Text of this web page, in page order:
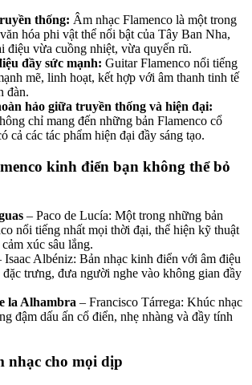
thống: Âm nhạc Flamenco là một trong
hóa phi vật thể nổi bật của Tây Ban Nha,
điệu vừa cuồng nhiệt, vừa quyến rũ.
đầy sức mạnh: Guitar Flamenco nổi tiếng
mẽ, linh hoạt, kết hợp với âm thanh tinh tế
đàn.
hảo giữa truyền thống và hiện đại:
chỉ mang đến những bản Flamenco cổ
cả các tác phẩm hiện đại đầy sáng tạo.
kinh điển bạn không thể bỏ
– Paco de Lucía: Một trong những bản
nổi tiếng nhất mọi thời đại, thể hiện kỹ thuật
xúc sâu lắng.
Isaac Albéniz: Bản nhạc kinh điển với âm điệu
trưng, đưa người nghe vào không gian đầy
la Alhambra – Francisco Tárrega: Khúc nhạc
đậm dấu ấn cổ điển, nhẹ nhàng và đầy tính
nhạc cho mọi dịp